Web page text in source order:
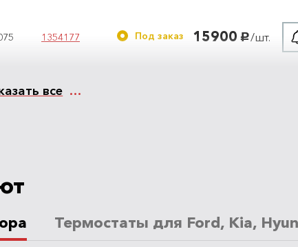
1354177 Под заказ 15900 руб./шт.
все
Термостаты для Ford, Kia,